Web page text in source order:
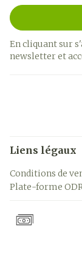
En cliquant sur
newsletter et
Liens légaux
Conditions de
Plate-forme